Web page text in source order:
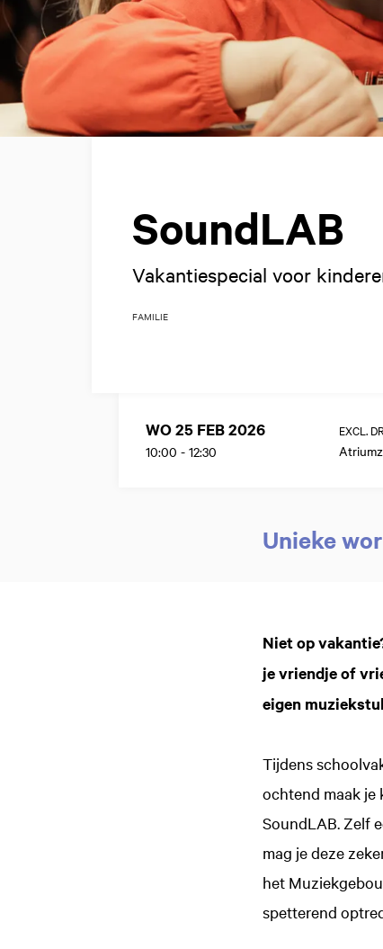
SoundLAB
Vakantiespecial voor
FAMILIE
WO 25 FEB 2026
10:00 - 12:30
EXCL.
Unieke
Niet op
je vriendje of
eigen
Tijdens
ochtend maak je
SoundLAB. Zelf
mag je deze
het
spetterend